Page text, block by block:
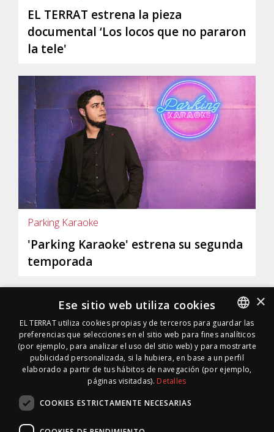
EL TERRAT estrena la pieza
documental ‘Los locos que no pararon
la tele'
Parking Karaoke
'Parking Karaoke' estrena su segunda
temporada
SPANISH
SPANISH
×
Ese sitio web utiliza cookies
EL TERRAT utiliza cookies propias y de terceros para guardar las
preferencias que selecciones en el sitio web para fines analíticos
(por ejemplo, para analizar el uso del sitio web) y para mostrarte
publicidad personalizada, si la hubiera, en base a un perfil
elaborado a partir de tus hábitos de navegación (por ejemplo,
páginas visitadas). Detalles
COOKIES ESTRICTAMENTE NECESARIAS